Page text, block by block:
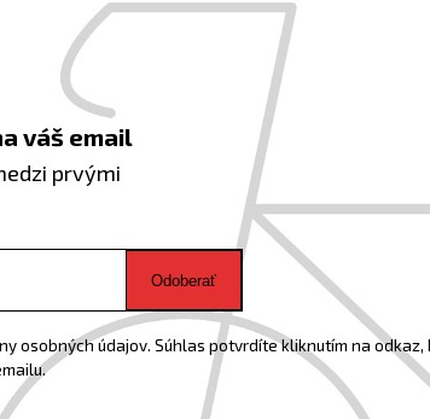
váš email
prvými
Odoberať
osobných údajov. Súhlas potvrdíte kliknutím na